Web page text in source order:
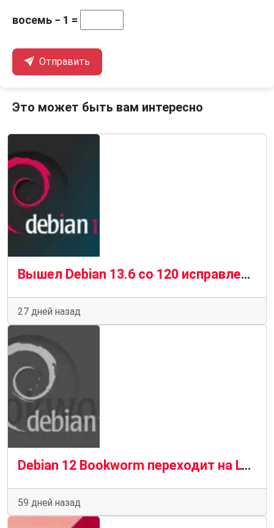
восемь − 1 =
Отправить
Это может быть вам интересно
Вышел Debian 13.6 со 120 исправлениями уязвимостей и 124 стабильными обновлениями
27 дней назад
Debian 12 Bookworm переходит на LTS: поддержка безопасности продлена до июня 2028 года
59 дней назад